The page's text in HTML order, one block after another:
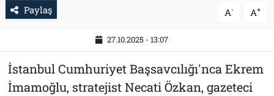
Paylaş A- A+
27.10.2025 - 13:07
İstanbul Cumhuriyet Başsavcılığı'nca Ekrem
İmamoğlu, stratejist Necati Özkan, gazeteci